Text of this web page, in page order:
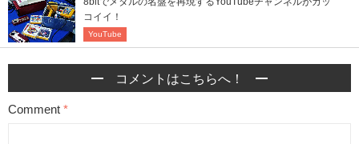
コイイ！
YouTube
コメントはこちらへ！
Comment *